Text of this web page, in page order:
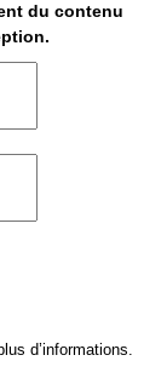
du contenu
d’informations.